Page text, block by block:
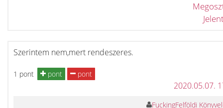
Szerintem nem,mert rendeszeres.
1 pont pont pont
2020.05.07.
FuckingFelföldi